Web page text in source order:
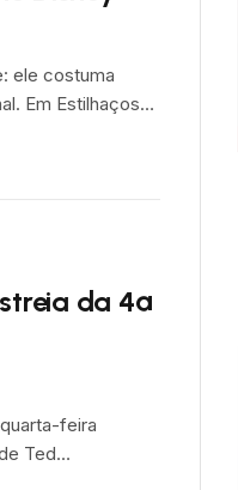
ele costuma
Em Estilhaços…
da 4ª
feira
Ted…